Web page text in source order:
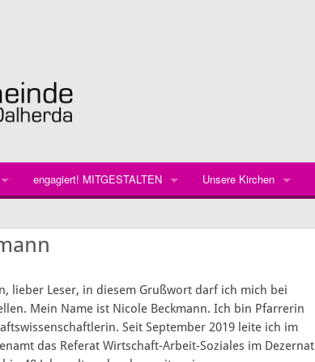
engagiert! MITGESTALTEN
Aktuell besonders gesucht wird …
Backen und Handwerken
Gestalten und Verschönern
Unsere Kirchen
lieber Leser, in diesem Grußwort darf ich mich bei
Mein Name ist Nicole Beckmann. Ich bin Pfarrerin
Seit September 2019 leite ich im
das Referat Wirtschaft-Arbeit-Soziales im Dezernat